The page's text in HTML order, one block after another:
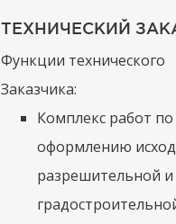
ТЕХНИЧЕСКИЙ
Функции технического
Заказчика:
Комплекс работ по
оформлению
разрешительной и